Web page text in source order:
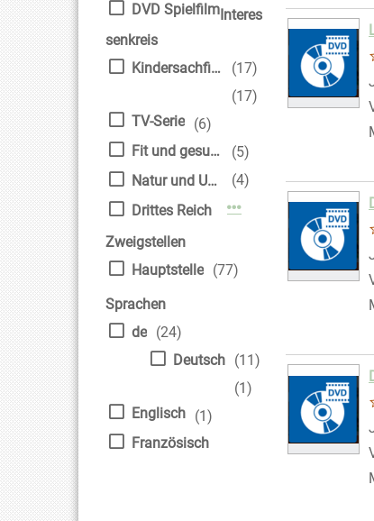
DVD Spielfilm Interes
senkreis
Kindersachfilm
(17)
TV-Serie
(17)
Fit und gesund
(6)
Natur und Umwelt
(5)
Drittes Reich
(4)
Mehr
Zweigstellen
Hauptstelle (77)
Sprachen
de (24)
Deutsch (11)
Englisch
(1)
Französisch
(1)